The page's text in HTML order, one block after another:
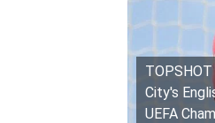
City's
UEFA